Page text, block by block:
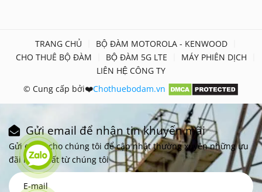
TRANG CHỦ
BỘ ĐÀM MOTOROLA - KENWOOD
CHO THUÊ BỘ ĐÀM
BỘ ĐÀM 5G LTE
MÁY PHIÊN DỊCH
LIÊN HỆ CÔNG TY
© Cung cấp bởi❤️Chothuebodam.vn
Gửi email để nhận tin khuyến mãi
Gửi email cho chúng tôi để cập nhật thường xuyên những ưu
đãi mới nhất từ chúng tôi